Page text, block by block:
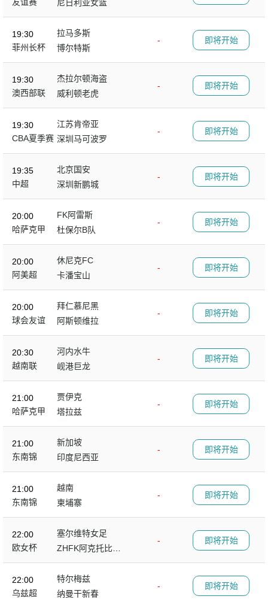
尼日利亚女篮
19:30
菲州长杯
拉马多斯
-
博尔特斯
即将开始
19:30
澳西部联
杰拉尔顿海盗
-
威利顿老虎
即将开始
19:30
CBA夏季赛
江苏肯帝亚
-
深圳马可波罗
即将开始
19:35
中超
北京国安
-
深圳新鹏城
即将开始
20:00
哈萨克甲
FK阿雷斯
-
杜保尔B队
即将开始
20:00
阿美超
休尼克FC
-
卡潘宝山
即将开始
20:00
球会友谊
拜仁慕尼黑
-
阿斯顿维拉
即将开始
20:30
越南联
河内水牛
-
岘港巨龙
即将开始
21:00
哈萨克甲
贾伊克
-
塔拉兹
即将开始
21:00
东南锦
新加坡
-
印度尼西亚
即将开始
21:00
东南锦
越南
-
柬埔寨
即将开始
22:00
欧女杯
塞尔维特女足
-
ZHFK阿克托比女
足
即将开始
22:00
乌兹超
特尔梅兹
-
纳曼干新春
即将开始